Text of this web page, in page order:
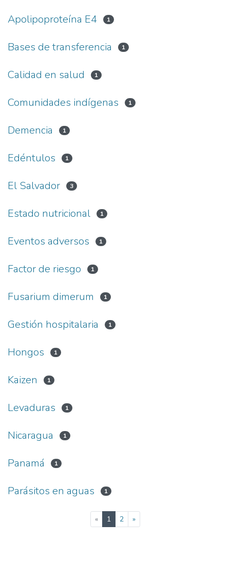
Apolipoproteína E4 1
Bases de transferencia 1
Calidad en salud 1
Comunidades indígenas 1
Demencia 1
Edéntulos 1
El Salvador 3
Estado nutricional 1
Eventos adversos 1
Factor de riesgo 1
Fusarium dimerum 1
Gestión hospitalaria 1
Hongos 1
Kaizen 1
Levaduras 1
Nicaragua 1
Panamá 1
Parásitos en aguas 1
« 1(current)
2 »